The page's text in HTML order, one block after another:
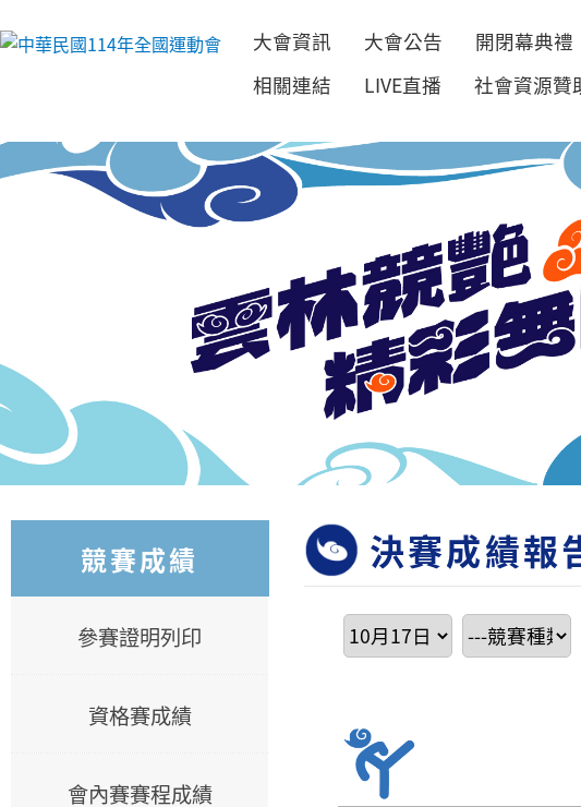
跳到主要內容
大會資訊 大會公告 開閉幕典禮
相關連結
LIVE直播 社會資源贊
競賽成績
參賽證明列印
資格賽成績
會內賽賽程成績
決賽成績報